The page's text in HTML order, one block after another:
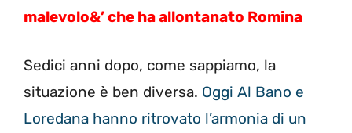
malevolo&’ che ha allontanato Romina
Sedici anni dopo, come sappiamo, la
situazione è ben diversa. Oggi Al Bano e
Loredana hanno ritrovato l’armonia di un